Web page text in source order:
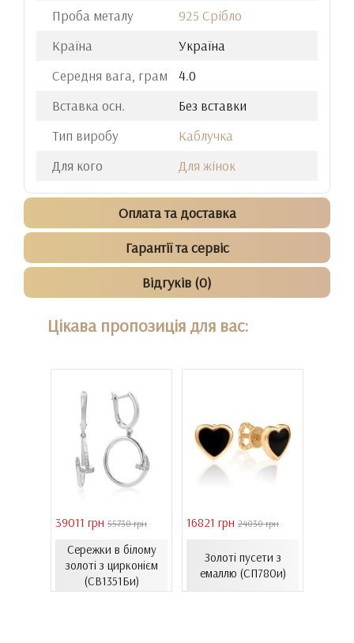
Проба металу
925 Срібло
Країна
Україна
Середня вага, грам
4.0
Вставка осн.
Без вставки
Тип виробу
Каблучка
Для кого
Для жінок
Оплата та доставка
Гарантії та сервіс
Відгуків (0)
Цікава пропозиція для вас:
39011 грн 55730 грн
Сережки в білому
золоті з цирконієм
(СВ1351Би)
16821 грн 24030 грн
Золоті пусети з
емаллю (СП780и)